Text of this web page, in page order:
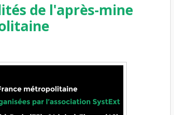
de l'après-mine